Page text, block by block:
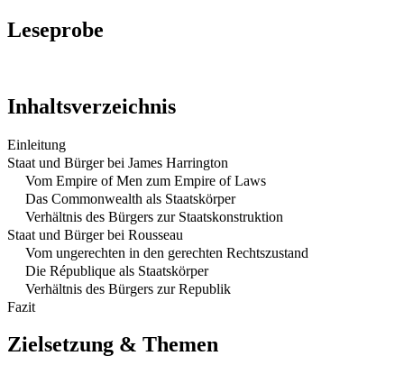
Leseprobe
Inhaltsverzeichnis
Einleitung
Staat und Bürger bei James Harrington
Vom Empire of Men zum Empire of Laws
Das Commonwealth als Staatskörper
Verhältnis des Bürgers zur Staatskonstruktion
Staat und Bürger bei Rousseau
Vom ungerechten in den gerechten Rechtszustand
Die République als Staatskörper
Verhältnis des Bürgers zur Republik
Fazit
Zielsetzung & Themen